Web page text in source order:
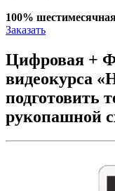
100%
Заказать
Цифровая +
видеокурса
подготовить
рукопашной